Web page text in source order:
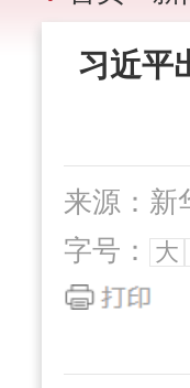
习近平
来源：新
字号：
大